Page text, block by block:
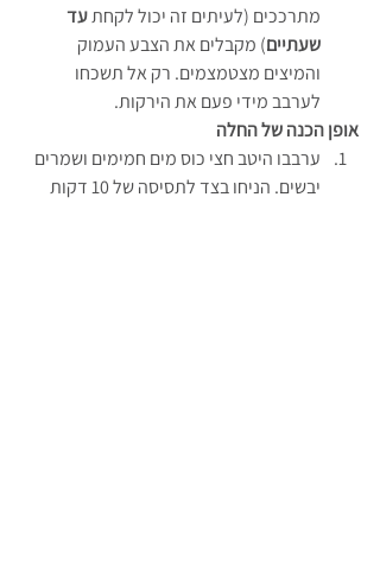
מתרככים (לעיתים זה יכול לקחת עד
שעתיים) מקבלים את הצבע העמוק
והמיצים מצטמצמים. רק אל תשכחו
לערבב מידי פעם את הירקות.
אופן הכנה של החלה
ערבבו היטב חצי כוס מים חמימים ושמרים
יבשים. הניחו בצד לתסיסה של 10 דקות